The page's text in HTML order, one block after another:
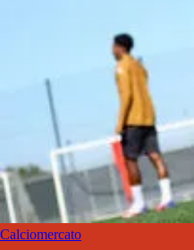
Calciomercato